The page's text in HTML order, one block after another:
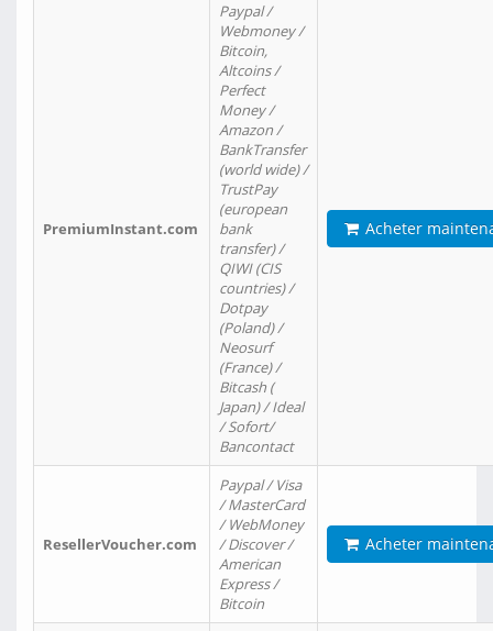
PremiumInstant.com
Paypal /
Webmoney /
Bitcoin,
Altcoins /
Perfect
Money /
Amazon /
BankTransfer
(world wide) /
TrustPay
(european
bank
transfer) /
QIWI (CIS
countries) /
Dotpay
(Poland) /
Neosurf
(France) /
Bitcash (
Japan) / Ideal
/ Sofort/
Bancontact
Acheter
ResellerVoucher.com
Paypal / Visa
/ MasterCard
/ WebMoney
/ Discover /
American
Express /
Bitcoin
Acheter